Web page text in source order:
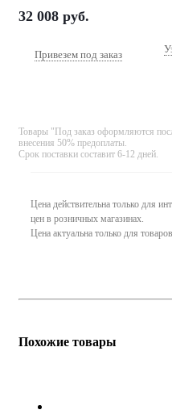
32 008 руб.
Привезем под заказ
Товары "Под заказ оформляются
внесения 50% предоплаты.
Срок поставки составит 6-12 дней.
Цена действительна только для
цен в розничных магазинах.
Цена актуальна только для
Похожие товары